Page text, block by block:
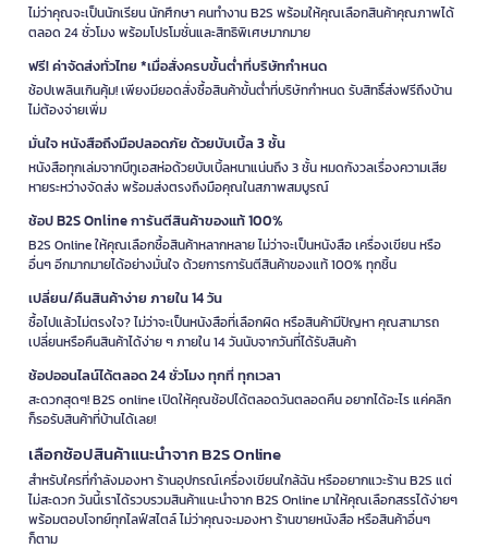
ไม่ว่าคุณจะเป็นนักเรียน นักศึกษา คนทำงาน B2S พร้อมให้คุณเลือกสินค้าคุณภาพได้
ตลอด 24 ชั่วโมง พร้อมโปรโมชั่นและสิทธิพิเศษมากมาย
ฟรี! ค่าจัดส่งทั่วไทย *เมื่อสั่งครบขั้นต่ำที่บริษัทกำหนด
ช้อปเพลินเกินคุ้ม! เพียงมียอดสั่งซื้อสินค้าขั้นต่ำที่บริษัทกำหนด รับสิทธิ์ส่งฟรีถึงบ้าน
ไม่ต้องจ่ายเพิ่ม
มั่นใจ หนังสือถึงมือปลอดภัย ด้วยบับเบิ้ล 3 ชั้น
หนังสือทุกเล่มจากบีทูเอสห่อด้วยบับเบิ้ลหนาแน่นถึง 3 ชั้น หมดกังวลเรื่องความเสีย
หายระหว่างจัดส่ง พร้อมส่งตรงถึงมือคุณในสภาพสมบูรณ์
ช้อป B2S Online การันตีสินค้าของแท้ 100%
B2S Online ให้คุณเลือกซื้อสินค้าหลากหลาย ไม่ว่าจะเป็นหนังสือ เครื่องเขียน หรือ
อื่นๆ อีกมากมายได้อย่างมั่นใจ ด้วยการการันตีสินค้าของแท้ 100% ทุกชิ้น
เปลี่ยน/คืนสินค้าง่าย ภายใน 14 วัน
ซื้อไปแล้วไม่ตรงใจ? ไม่ว่าจะเป็นหนังสือที่เลือกผิด หรือสินค้ามีปัญหา คุณสามารถ
เปลี่ยนหรือคืนสินค้าได้ง่าย ๆ ภายใน 14 วันนับจากวันที่ได้รับสินค้า
ช้อปออนไลน์ได้ตลอด 24 ชั่วโมง ทุกที่ ทุกเวลา
สะดวกสุดๆ! B2S online เปิดให้คุณช้อปได้ตลอดวันตลอดคืน อยากได้อะไร แค่คลิก
ก็รอรับสินค้าที่บ้านได้เลย!
เลือกช้อปสินค้าแนะนำจาก B2S Online
สำหรับใครที่กำลังมองหา ร้านอุปกรณ์เครื่องเขียนใกล้ฉัน หรืออยากแวะร้าน B2S แต่
ไม่สะดวก วันนี้เราได้รวบรวมสินค้าแนะนำจาก B2S Online มาให้คุณเลือกสรรได้ง่ายๆ
พร้อมตอบโจทย์ทุกไลฟ์สไตล์ ไม่ว่าคุณจะมองหา ร้านขายหนังสือ หรือสินค้าอื่นๆ
ก็ตาม